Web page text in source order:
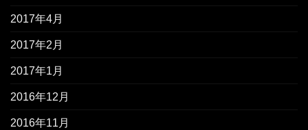
2017年4月
2017年2月
2017年1月
2016年12月
2016年11月